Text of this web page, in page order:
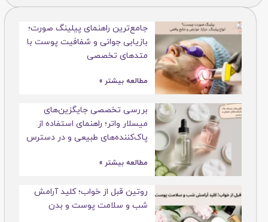
جامع‌ترین راهنمای پیلینگ صورت؛
بازیابی جوانی و شفافیت پوست با
متدهای تخصصی
مطالعه بیشتر »
بررسی تخصصی جایگزین‌های
میسلار واتر؛ راهنمای استفاده از
پاک‌کننده‌های طبیعی و در دسترس
مطالعه بیشتر »
روتین قبل از خواب؛ کلید آرامش
شب و سلامت پوست و بدن